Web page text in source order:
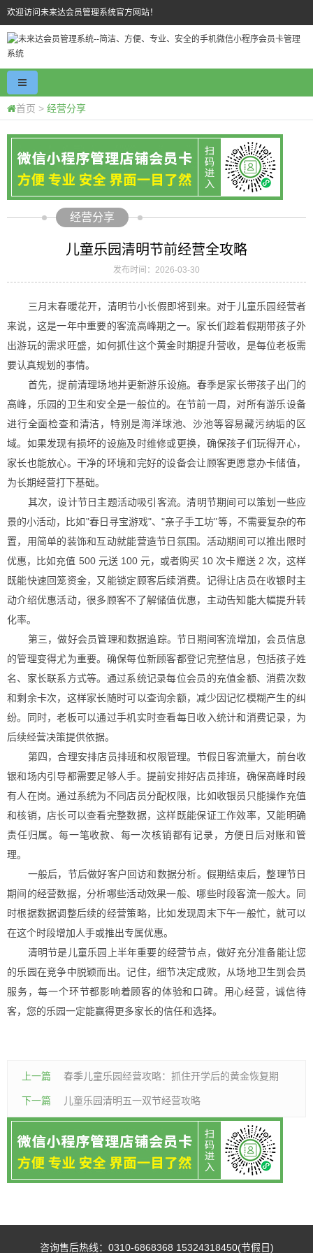
欢迎访问未来达会员管理系统官方网站！
首页 > 经营分享
经营分享
儿童乐园清明节前经营全攻略
发布时间：2026-03-30
三月末春暖花开，清明节小长假即将到来。对于儿童乐园经营者
来说，这是一年中重要的客流高峰期之一。家长们趁着假期带孩子外
出游玩的需求旺盛，如何抓住这个黄金时期提升营收，是每位老板需
要认真规划的事情。
首先，提前清理场地并更新游乐设施。春季是家长带孩子出门的
高峰，乐园的卫生和安全是一般位的。在节前一周，对所有游乐设备
进行全面检查和清洁，特别是海洋球池、沙池等容易藏污纳垢的区
域。如果发现有损坏的设施及时维修或更换，确保孩子们玩得开心，
家长也能放心。干净的环境和完好的设备会让顾客更愿意办卡储值，
为长期经营打下基础。
其次，设计节日主题活动吸引客流。清明节期间可以策划一些应
景的小活动，比如"春日寻宝游戏"、"亲子手工坊"等，不需要复杂的布
置，用简单的装饰和互动就能营造节日氛围。活动期间可以推出限时
优惠，比如充值 500 元送 100 元，或者购买 10 次卡赠送 2 次，这样
既能快速回笼资金，又能锁定顾客后续消费。记得让店员在收银时主
动介绍优惠活动，很多顾客不了解储值优惠，主动告知能大幅提升转
化率。
第三，做好会员管理和数据追踪。节日期间客流增加，会员信息
的管理变得尤为重要。确保每位新顾客都登记完整信息，包括孩子姓
名、家长联系方式等。通过系统记录每位会员的充值金额、消费次数
和剩余卡次，这样家长随时可以查询余额，减少因记忆模糊产生的纠
纷。同时，老板可以通过手机实时查看每日收入统计和消费记录，为
后续经营决策提供依据。
第四，合理安排店员排班和权限管理。节假日客流量大，前台收
银和场内引导都需要足够人手。提前安排好店员排班，确保高峰时段
有人在岗。通过系统为不同店员分配权限，比如收银员只能操作充值
和核销，店长可以查看完整数据，这样既能保证工作效率，又能明确
责任归属。每一笔收款、每一次核销都有记录，方便日后对账和管
理。
一般后，节后做好客户回访和数据分析。假期结束后，整理节日
期间的经营数据，分析哪些活动效果一般、哪些时段客流一般大。同
时根据数据调整后续的经营策略，比如发现周末下午一般忙，就可以
在这个时段增加人手或推出专属优惠。
清明节是儿童乐园上半年重要的经营节点，做好充分准备能让您
的乐园在竞争中脱颖而出。记住，细节决定成败，从场地卫生到会员
服务，每一个环节都影响着顾客的体验和口碑。用心经营，诚信待
客，您的乐园一定能赢得更多家长的信任和选择。
上一篇 春季儿童乐园经营攻略：抓住开学后的黄金恢复期
下一篇 儿童乐园清明五一双节经营攻略
咨询售后热线：0310-6868368 15324318450(节假日)